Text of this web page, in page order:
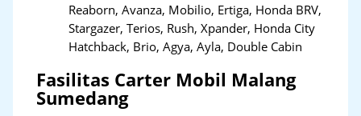
Reaborn, Avanza, Mobilio, Ertiga, Honda BRV,
Stargazer, Terios, Rush, Xpander, Honda City
Hatchback, Brio, Agya, Ayla, Double Cabin
Fasilitas Carter Mobil Malang
Sumedang